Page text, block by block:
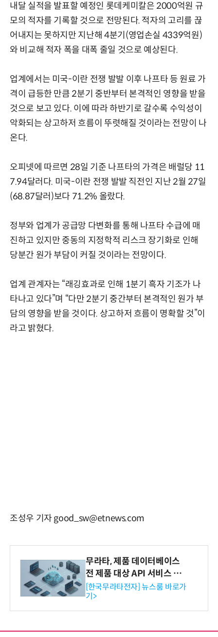
내달 실적을 발표할 예정인 롯데케미칼은 2000억원 규
모의 적자를 기록할 것으로 전망된다. 적자의 고리를 끊
어내지는 못하지만 지난해 4분기(영업손실 4339억원)
와 비교해 적자 폭을 대폭 줄일 것으로 예상된다.
업계에서는 미국-이란 전쟁 발발 이후 나프타 등 원료 가
격이 급등한 만큼 2분기 중반부터 본격적인 영향을 받을
것으로 보고 있다. 이에 따라 하반기로 갈수록 수익성이
악화되는 상고하저 흐름이 뚜렷해질 것이라는 전망이 나
온다.
오피넷에 따르면 28일 기준 나프타의 가격은 배럴당 11
7.94달러다. 미국-이란 전쟁 발발 직전인 지난 2월 27일
(68.87달러)보다 71.2% 올랐다.
정부와 업계가 공급망 다변화를 통해 나프타 수급에 매
진하고 있지만 중동의 지정학적 리스크 장기화로 인해
당분간 원가 부담이 커질 것이라는 전망이다.
업계 관계자는 “래깅효과로 인해 1분기 흑자 기조가 나
타나고 있다”며 “다만 2분기 중간부터 본격적인 원가 부
담의 영향을 받을 것이다. 상고하저 흐름이 명확할 것”이
라고 밝혔다.
조성우 기자 good_sw@etnews.com
무라타, 제품 데이터베이스
전 제품 대상 API 서비스 제
공…73개 제품 카테고리로
확대
[한국무라타전자] 뉴스룸 바로가
기>